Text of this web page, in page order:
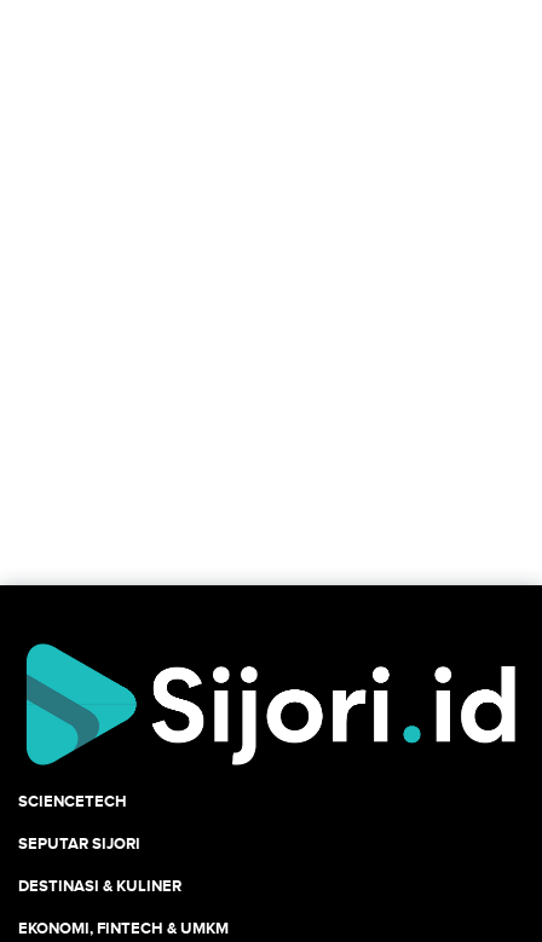
SCIENCETECH
SEPUTAR SIJORI
DESTINASI & KULINER
EKONOMI, FINTECH & UMKM